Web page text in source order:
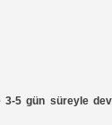
5 gün süreyle